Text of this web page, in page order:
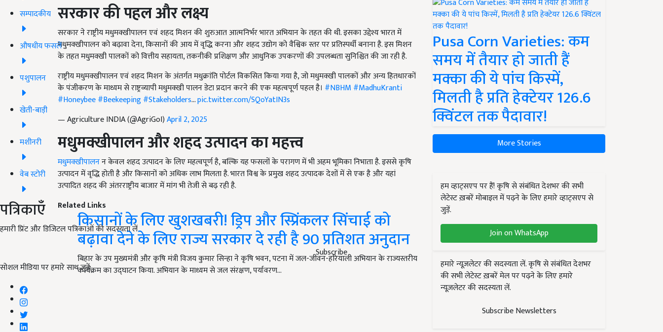
सम्पादकीय
औषधीय फसलें
पशुपालन
खेती-बाड़ी
मशीनरी
वेब स्टोरी
पत्रिकाएँ
हमारी प्रिंट और डिजिटल पत्रिकाओं की सदस्यता लें
Subscribe
सोशल मीडिया पर हमारे साथ जुड़ें:
सरकार की पहल और लक्ष्य
सरकार ने राष्ट्रीय मधुमक्खीपालन एवं शहद मिशन की शुरुआत आत्मनिर्भर भारत अभियान के तहत की थी. इसका उद्देश्य भारत में
मधुमक्खीपालन को बढ़ावा देना, किसानों की आय में वृद्धि करना और शहद उद्योग को वैश्विक स्तर पर प्रतिस्पर्धी बनाना है. इस मिशन
के तहत मधुमक्खी पालकों को वित्तीय सहायता, तकनीकी प्रशिक्षण और आधुनिक उपकरणों की उपलब्धता सुनिश्चित की जा रही है.
राष्ट्रीय मधुमक्खीपालन एवं शहद मिशन के अंतर्गत मधुक्रांति पोर्टल विकसित किया गया है, जो मधुमक्खी पालकों और अन्य हितधारकों
के पंजीकरण के माध्यम से राष्ट्रव्यापी मधुमक्खी पालन डेटा प्रदान करने की एक महत्वपूर्ण पहल है। #NBHM #MadhuKranti
#Honeybee#Beekeeping#Stakeholders…pic.twitter.com/SQoYatIN3s
— Agriculture INDIA (@AgriGoI)April 2, 2025
मधुमक्खीपालन और शहद उत्पादन का महत्त्व
मधुमक्खीपालनन केवल शहद उत्पादन के लिए महत्वपूर्ण है, बल्कि यह फसलों के परागण में भी अहम भूमिका निभाता है. इससे कृषि
उत्पादन में वृद्धि होती है और किसानों को अधिक लाभ मिलता है. भारत विश्व के प्रमुख शहद उत्पादक देशों में से एक है और यहां
उत्पादित शहद की अंतरराष्ट्रीय बाजार में मांग भी तेजी से बढ़ रही है.
Related Links
किसानों के लिए खुशखबरी! ड्रिप और स्प्रिंकलर सिंचाई को
बढ़ावा देने के लिए राज्य सरकार दे रही है 90 प्रतिशत अनुदान
बिहार के उप मुख्यमंत्री और कृषि मंत्री विजय कुमार सिन्हा ने कृषि भवन, पटना में जल-जीवन-हरियाली अभियान के राज्यस्तरीय
कार्यक्रम का उद्घाटन किया. अभियान के माध्यम से जल संरक्षण, पर्यावरण…
Pusa Corn Varieties: कम
समय में तैयार हो जाती हैं
मक्का की ये पांच किस्में,
मिलती है प्रति हेक्टेयर 126.6
क्विंटल तक पैदावार!
More Stories
हम व्हाट्सएप पर हैं! कृषि से संबंधित देशभर की सभी
लेटेस्ट ख़बरें मोबाइल में पढ़ने के लिए हमारे व्हाट्सएप से
जुड़ें.
Join on WhatsApp
हमारे न्यूज़लेटर की सदस्यता लें. कृषि से संबंधित देशभर
की सभी लेटेस्ट ख़बरें मेल पर पढ़ने के लिए हमारे
न्यूज़लेटर की सदस्यता लें.
Subscribe Newsletters